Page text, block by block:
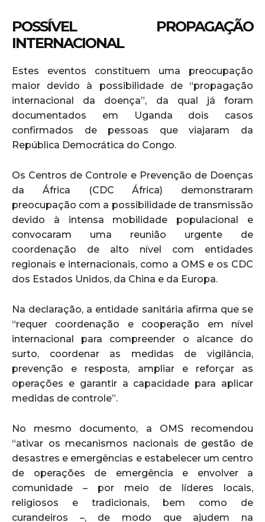
POSSÍVEL PROPAGAÇÃO
INTERNACIONAL
Estes eventos constituem uma preocupação
maior devido à possibilidade de “propagação
internacional da doença”, da qual já foram
documentados em Uganda dois casos
confirmados de pessoas que viajaram da
República Democrática do Congo.
Os Centros de Controle e Prevenção de Doenças
da África (CDC África) demonstraram
preocupação com a possibilidade de transmissão
devido à intensa mobilidade populacional e
convocaram uma reunião urgente de
coordenação de alto nível com entidades
regionais e internacionais, como a OMS e os CDC
dos Estados Unidos, da China e da Europa.
Na declaração, a entidade sanitária afirma que se
“requer coordenação e cooperação em nível
internacional para compreender o alcance do
surto, coordenar as medidas de vigilância,
prevenção e resposta, ampliar e reforçar as
operações e garantir a capacidade para aplicar
medidas de controle”.
No mesmo documento, a OMS recomendou
“ativar os mecanismos nacionais de gestão de
desastres e emergências e estabelecer um centro
de operações de emergência e envolver a
comunidade – por meio de líderes locais,
religiosos e tradicionais, bem como de
curandeiros –, de modo que ajudem na